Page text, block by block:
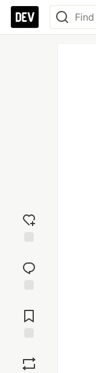
reaction
Comments